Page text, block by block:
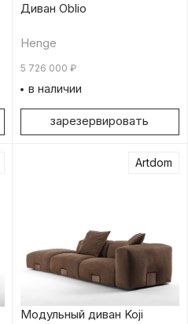
Диван Oblio
Henge
5 726 000 ₽
в наличии
зарезервировать
Artdom
Модульный диван Koji